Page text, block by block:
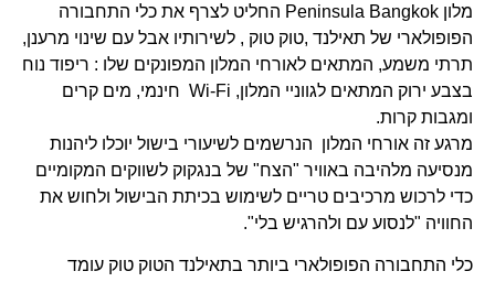
מלון Peninsula Bangkok החליט לצרף את כלי התחבורה
הפופולארי של תאילנד ,טוק טוק , לשירותיו אבל עם שינוי מרענן,
תרתי משמע, המתאים לאורחי המלון המפונקים שלו : ריפוד נוח
בצבע ירוק המתאים לגווניי המלון, Wi-Fi חינמי, מים קרים
ומגבות קרות.
מרגע זה אורחי המלון הנרשמים לשיעורי בישול יוכלו ליהנות
מנסיעה מלהיבה באוויר "הצח" של בנגקוק לשווקים המקומיים
כדי לרכוש מרכיבים טריים לשימוש בכיתת הבישול ולחוש את
החוויה "לנסוע עם ולהרגיש בלי".
כלי התחבורה הפופולארי ביותר בתאילנד הטוק טוק עומד